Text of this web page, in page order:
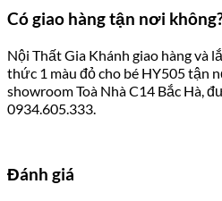
Có giao hàng tận nơi
Nội Thất Gia Khánh giao hàng và
thức 1 màu đỏ cho bé HY505 tận
showroom Toà Nhà C14 Bắc Hà,
0934.605.333.
Đánh giá